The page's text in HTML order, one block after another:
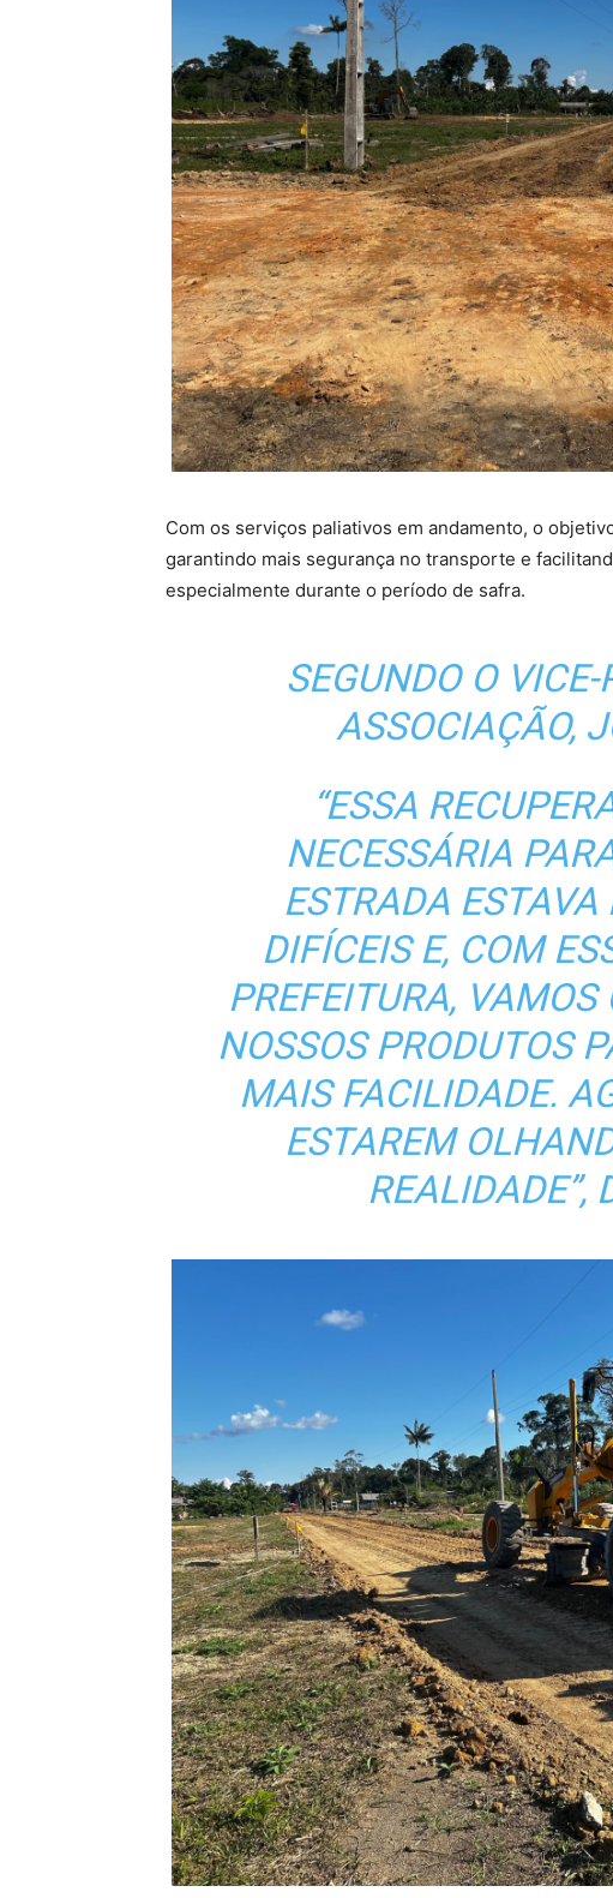
Com os serviços paliativos em andamento, o
garantindo mais segurança no transporte e
especialmente durante o período de safra.
SEGUNDO O
ASSOCIAÇÃO,
“ESSA
NECESSÁRIA
ESTRADA
DIFÍCEIS E, COM
PREFEITURA, VAMOS
NOSSOS PRODUTOS
MAIS FACILIDADE.
ESTAREM
REALIDADE”,